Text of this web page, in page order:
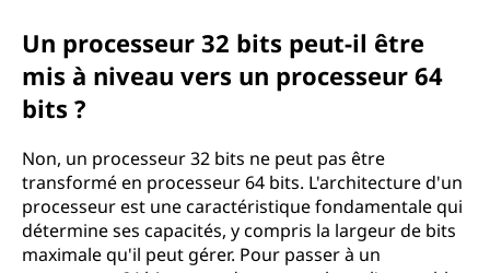
Un processeur 32 bits peut-il être
mis à niveau vers un processeur 64
bits ?
Non, un processeur 32 bits ne peut pas être
transformé en processeur 64 bits. L'architecture d'un
processeur est une caractéristique fondamentale qui
détermine ses capacités, y compris la largeur de bits
maximale qu'il peut gérer. Pour passer à un